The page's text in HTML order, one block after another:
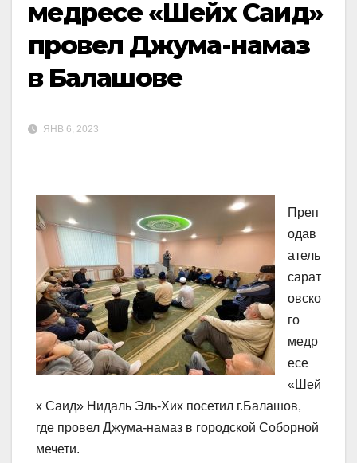
медресе «Шейх Саид»
провел Джума-намаз
в Балашове
ЯНВ 6, 2023
Преп
одав
атель
сарат
овско
го
медр
есе
«Шей
х Саид» Нидаль Эль-Хих посетил г.Балашов,
где провел Джума-намаз в городской Соборной
мечети.